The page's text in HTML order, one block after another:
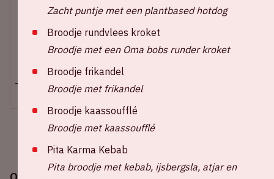
Stadion open: 19:30 uur
Start wedstrijd: 21:00 uur
Einde wedstrijd: 22:45 uur
Zacht puntje met een plantbased hotdog
Broodje rundvlees kroket
Broodje met een Oma bobs runder kroket
Broodje frikandel
Broodje met frikandel
Broodje kaassoufflé
Broodje met kaassoufflé
Pita Karma Kebab
Pita broodje met kebab, ijsbergsla, atjar en